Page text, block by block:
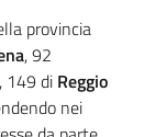
provincia
, 92
, 149 di Reggio
nei